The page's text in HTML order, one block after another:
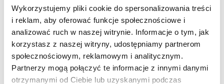
Wykorzystujemy pliki cookie do spersonalizowania treści
i reklam, aby oferować funkcje społecznościowe i
analizować ruch w naszej witrynie. Informacje o tym, jak
korzystasz z naszej witryny, udostępniamy partnerom
społecznościowym, reklamowym i analitycznym.
Partnerzy mogą połączyć te informacje z innymi danymi
otrzymanymi od Ciebie lub uzyskanymi podczas
7% ZNIŻKI
OBSŁUGA TELEFONICZNA
PON.-PT. 12.00-15.00
30-DNIOWA POLITYKA ZWROTU
PONAD 8 000 000 ZADOWOLONYCH
KLIENTÓW